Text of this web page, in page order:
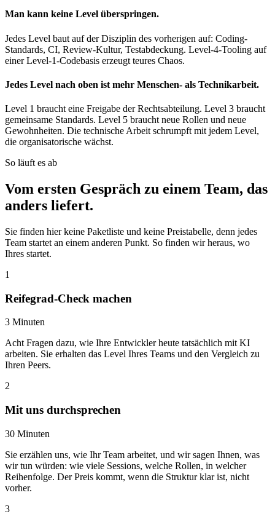
Man kann keine Level überspringen.
Jedes Level baut auf der Disziplin des vorherigen auf: Coding-
Standards, CI, Review-Kultur, Testabdeckung. Level-4-Tooling auf
einer Level-1-Codebasis erzeugt teures Chaos.
Jedes Level nach oben ist mehr Menschen- als Technikarbeit.
Level 1 braucht eine Freigabe der Rechtsabteilung. Level 3 braucht
gemeinsame Standards. Level 5 braucht neue Rollen und neue
Gewohnheiten. Die technische Arbeit schrumpft mit jedem Level,
die organisatorische wächst.
So läuft es ab
Vom ersten Gespräch zu einem Team, das
anders liefert.
Sie finden hier keine Paketliste und keine Preistabelle, denn jedes
Team startet an einem anderen Punkt. So finden wir heraus, wo
Ihres startet.
1
Reifegrad-Check machen
3 Minuten
Acht Fragen dazu, wie Ihre Entwickler heute tatsächlich mit KI
arbeiten. Sie erhalten das Level Ihres Teams und den Vergleich zu
Ihren Peers.
2
Mit uns durchsprechen
30 Minuten
Sie erzählen uns, wie Ihr Team arbeitet, und wir sagen Ihnen, was
wir tun würden: wie viele Sessions, welche Rollen, in welcher
Reihenfolge. Der Preis kommt, wenn die Struktur klar ist, nicht
vorher.
3